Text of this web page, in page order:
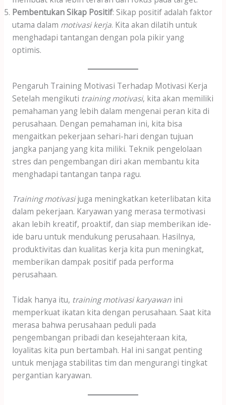
Pembentukan Sikap Positif: Sikap positif adalah faktor
utama dalam motivasi kerja. Kita akan dilatih untuk
menghadapi tantangan dengan pola pikir yang
optimis.
Pengaruh Training Motivasi Terhadap Motivasi Kerja
Setelah mengikuti training motivasi, kita akan memiliki
pemahaman yang lebih dalam mengenai peran kita di
perusahaan. Dengan pemahaman ini, kita bisa
mengaitkan pekerjaan sehari-hari dengan tujuan
jangka panjang yang kita miliki. Teknik pengelolaan
stres dan pengembangan diri akan membantu kita
menghadapi tantangan tanpa ragu.
Training motivasijuga meningkatkan keterlibatan kita
dalam pekerjaan. Karyawan yang merasa termotivasi
akan lebih kreatif, proaktif, dan siap memberikan ide-
ide baru untuk mendukung perusahaan. Hasilnya,
produktivitas dan kualitas kerja kita pun meningkat,
memberikan dampak positif pada performa
perusahaan.
Tidak hanya itu, training motivasi karyawanini
memperkuat ikatan kita dengan perusahaan. Saat kita
merasa bahwa perusahaan peduli pada
pengembangan pribadi dan kesejahteraan kita,
loyalitas kita pun bertambah. Hal ini sangat penting
untuk menjaga stabilitas tim dan mengurangi tingkat
pergantian karyawan.